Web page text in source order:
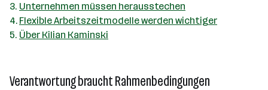
Unternehmen müssen herausstechen
Flexible Arbeitszeitmodelle werden wichtiger
Über Kilian Kaminski
Verantwortung braucht Rahmenbedingungen